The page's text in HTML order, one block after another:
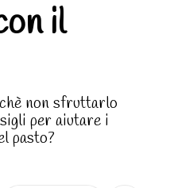
il
non sfruttarlo
per aiutare i
pasto?